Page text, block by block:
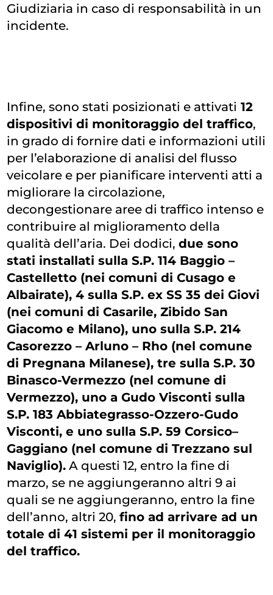
Giudiziaria in caso di responsabilità in un
incidente.
Infine, sono stati posizionati e attivati 12
dispositivi di monitoraggio del traffico,
in grado di fornire dati e informazioni utili
per l’elaborazione di analisi del flusso
veicolare e per pianificare interventi atti a
migliorare la circolazione,
decongestionare aree di traffico intenso e
contribuire al miglioramento della
qualità dell’aria. Dei dodici,due sono
stati installati sulla S.P. 114 Baggio –
Castelletto (nei comuni di Cusago e
Albairate), 4 sulla S.P. ex SS 35 dei Giovi
(nei comuni di Casarile, Zibido San
Giacomo e Milano), uno sulla S.P. 214
Casorezzo – Arluno – Rho (nel comune
di Pregnana Milanese), tre sulla S.P. 30
Binasco-Vermezzo (nel comune di
Vermezzo), uno a Gudo Visconti sulla
S.P. 183 Abbiategrasso-Ozzero-Gudo
Visconti, e uno sulla S.P. 59 Corsico–
Gaggiano (nel comune di Trezzano sul
Naviglio). A questi 12, entro la fine di
marzo, se ne aggiungeranno altri 9 ai
quali se ne aggiungeranno, entro la fine
dell’anno, altri 20,fino ad arrivare ad un
totale di 41 sistemi per il monitoraggio
del traffico.